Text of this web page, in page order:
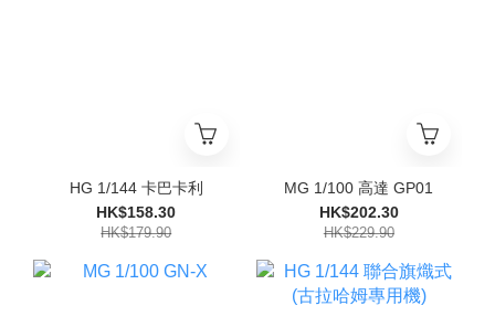
HG 1/144 卡巴卡利
HK$158.30
HK$179.90
MG 1/100 高達 GP01
HK$202.30
HK$229.90